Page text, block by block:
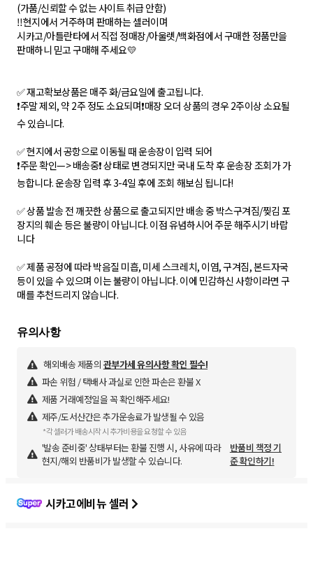
(가품/신뢰할 수 없는 사이트 취급 안함)
‼️현지에서 거주하며 판매하는 셀러이며
시카고/아틀란타에서 직접 정매장/아울렛/백화점에서 구매한 정품만을
판매하니 믿고 구매해 주세요💛
✅ 재고확보상품은 매주 화/금요일에 출고됩니다.
❗️주말 제외, 약 2주 정도 소요되며❗️매장 오더 상품의 경우 2주이상 소요될
수 있습니다.
✅ 현지에서 공항으로 이동될 때 운송장이 입력 되어
❗️주문 확인—> 배송중❗️ 상태로 변경되지만 국내 도착 후 운송장 조회가 가
능합니다. 운송장 입력 후 3-4일 후에 조회 해보심 됩니다!
✅ 상품 발송 전 깨끗한 상품으로 출고되지만 배송 중 박스구겨짐/찢김 포
장지의 훼손 등은 불량이 아닙니다. 이점 유념하시어 주문 해주시기 바랍
니다
✅ 제품 공정에 따라 박음질 미흡, 미세 스크레치, 이염, 구겨짐, 본드자국
등이 있을 수 있으며 이는 불량이 아닙니다. 이에 민감하신 사항이라면 구
매를 추천드리지 않습니다.
유의사항
해외배송 제품의 관부가세 유의사항 확인 필수!
파손 위험 / 택배사 과실로 인한 파손은 환불 X
제품 거래예정일을 꼭 확인해주세요!
제주/도서산간은 추가운송료가 발생될 수 있음
*각 셀러가 배송시작 시 추가비용을 요청할 수 있음
'발송 준비중' 상태부터는 환불 진행 시, 사유에 따라
현지/해외 반품비가 발생할 수 있습니다.
반품비 책정 기
준 확인하기!
시카고에비뉴 셀러